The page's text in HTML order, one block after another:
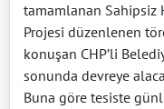
tamamlanan Sahipsiz
Projesi düzenlenen
konuşan CHP’li
sonunda devreye
Buna göre tesiste